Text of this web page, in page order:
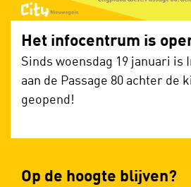
Het infocentrum is
Sinds woensdag 19 januari is
aan de Passage 80 achter de
geopend!
Op de hoogte blijven?